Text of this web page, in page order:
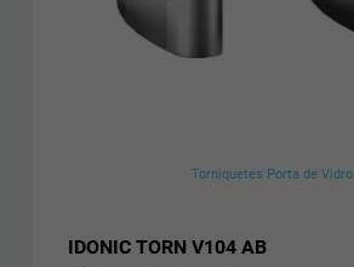
Torniquetes Porta de Vidro
IDONIC TORN V104 AB